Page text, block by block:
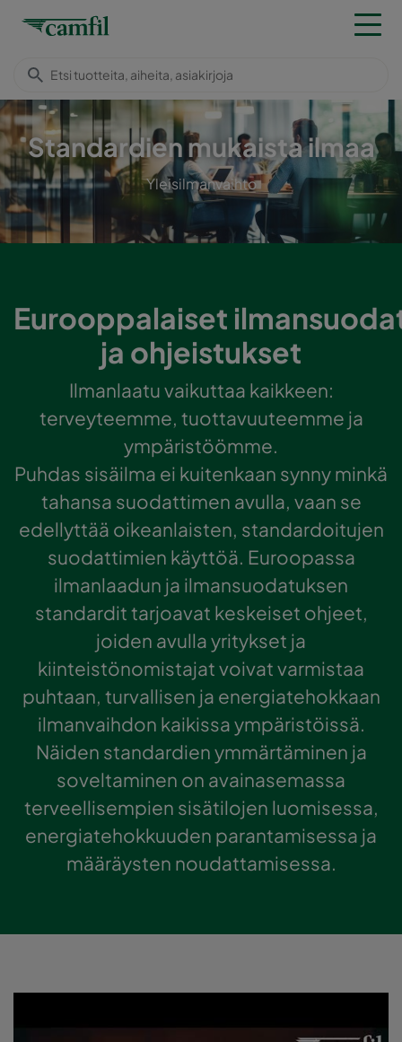
Standardien mukaista ilmaa
Yleisilmanvaihto
Eurooppalaiset
ja ohjeistukset
Ilmanlaatu vaikuttaa kaikkeen:
terveyteemme, tuottavuuteemme ja
ympäristöömme.
Puhdas sisäilma ei kuitenkaan synny minkä
tahansa suodattimen avulla, vaan se
edellyttää oikeanlaisten, standardoitujen
suodattimien käyttöä. Euroopassa
ilmanlaadun ja ilmansuodatuksen
standardit tarjoavat keskeiset ohjeet,
joiden avulla yritykset ja
kiinteistönomistajat voivat varmistaa
puhtaan, turvallisen ja energiatehokkaan
ilmanvaihdon kaikissa ympäristöissä.
Näiden standardien ymmärtäminen ja
soveltaminen on avainasemassa
terveellisempien sisätilojen luomisessa,
energiatehokkuuden parantamisessa ja
määräysten noudattamisessa.